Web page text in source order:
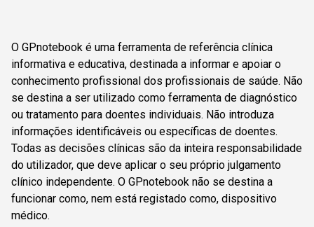
O GPnotebook é uma ferramenta de referência clínica
informativa e educativa, destinada a informar e apoiar o
conhecimento profissional dos profissionais de saúde. Não
se destina a ser utilizado como ferramenta de diagnóstico
ou tratamento para doentes individuais. Não introduza
informações identificáveis ou específicas de doentes.
Todas as decisões clínicas são da inteira responsabilidade
do utilizador, que deve aplicar o seu próprio julgamento
clínico independente. O GPnotebook não se destina a
funcionar como, nem está registado como, dispositivo
médico.